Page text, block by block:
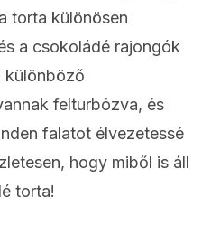
torta különösen
a csokoládé rajongók
különböző
felturbózva, és
falatot élvezetessé
hogy miből is áll
torta!